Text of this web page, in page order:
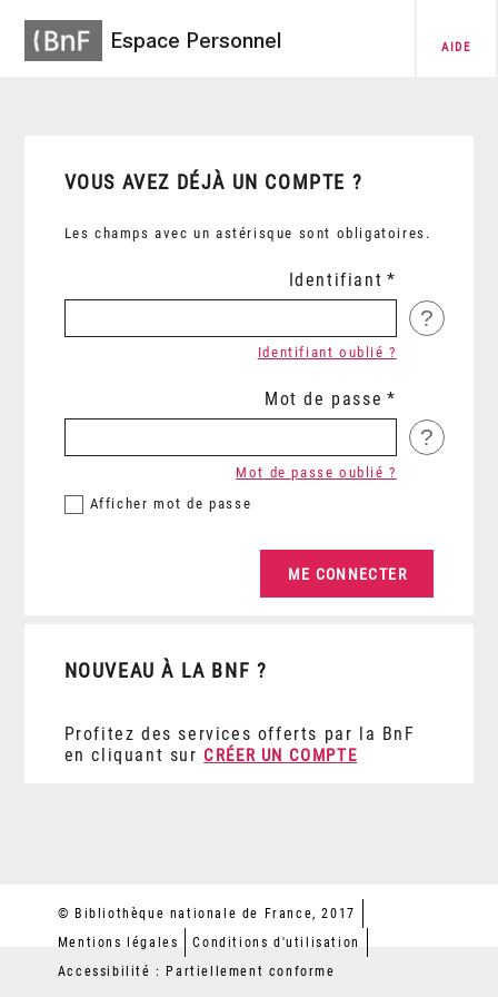
Espace Personnel AIDE
VOUS AVEZ DÉJÀ UN COMPTE ?
Les champs avec un astérisque sont obligatoires.
Identifiant
?
Identifiant oublié ?
Mot de passe
?
Afficher mot de passe
Mot de passe oublié ?
NOUVEAU À LA BNF ?
Profitez des services offerts par la BnF
en cliquant sur CRÉER UN COMPTE
© Bibliothèque nationale de France, 2017
Mentions légales
Conditions d'utilisation
Accessibilité : Partiellement conforme